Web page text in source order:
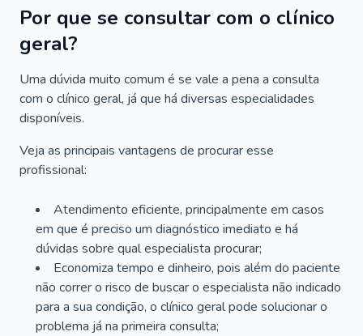
Por que se consultar com o clínico
geral?
Uma dúvida muito comum é se vale a pena a consulta
com o clínico geral, já que há diversas especialidades
disponíveis.
Veja as principais vantagens de procurar esse
profissional:
Atendimento eficiente, principalmente em casos
em que é preciso um diagnóstico imediato e há
dúvidas sobre qual especialista procurar;
Economiza tempo e dinheiro, pois além do paciente
não correr o risco de buscar o especialista não indicado
para a sua condição, o clínico geral pode solucionar o
problema já na primeira consulta;